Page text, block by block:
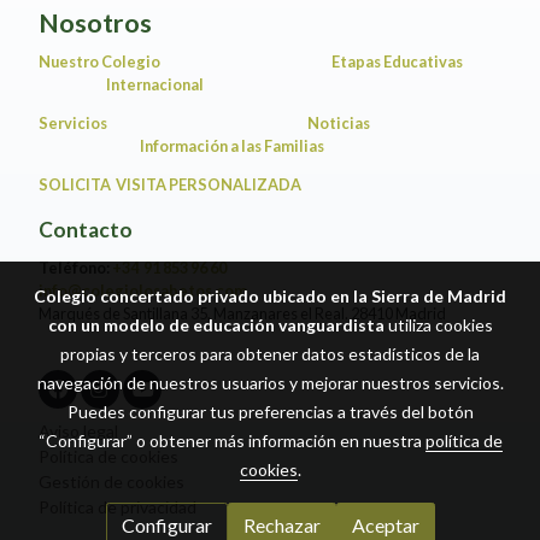
Nosotros
Nuestro Colegio
Etapas Educativas
Internacional
Servicios
Noticias
Información a las Familias
SOLICITA VISITA PERSONALIZADA
Contacto
Teléfono:+34 91 853 96 60
info@colegiolosabetos.com
Aviso legal
Política de cookies
Política de privacidad
Colegio concertado privado ubicado en la Sierra de Madrid
con un modelo de educación vanguardista utiliza cookies
propias y terceros para obtener datos estadísticos de la
navegación de nuestros usuarios y mejorar nuestros servicios.
Puedes configurar tus preferencias a través del botón
“Configurar” o obtener más información en nuestra política de
cookies.
Configurar Rechazar Aceptar